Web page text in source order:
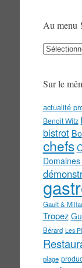
Au menu !
Au
Sur le
actualité
Benoit Witz
bistrot
chefs
Gault &
Tropez
Bérard Les
plage